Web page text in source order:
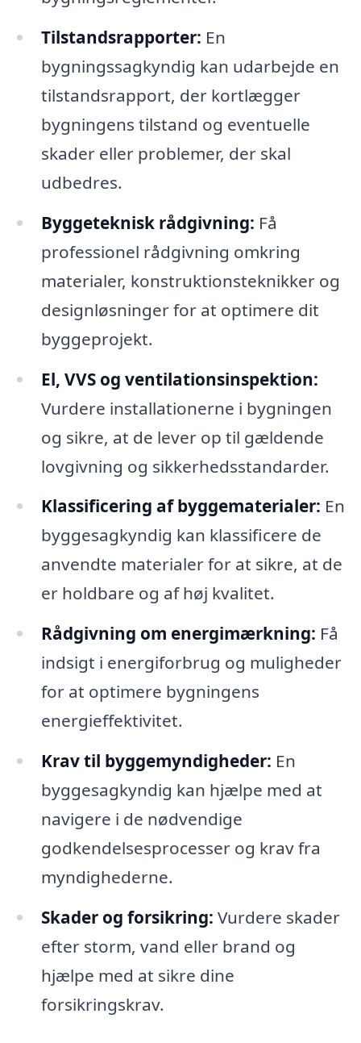
Tilstandsrapporter: En
bygningssagkyndig kan udarbejde en
tilstandsrapport, der kortlægger
bygningens tilstand og eventuelle
skader eller problemer, der skal
udbedres.
Byggeteknisk rådgivning: Få
professionel rådgivning omkring
materialer, konstruktionsteknikker og
designløsninger for at optimere dit
byggeprojekt.
El, VVS og ventilationsinspektion:
Vurdere installationerne i bygningen
og sikre, at de lever op til gældende
lovgivning og sikkerhedsstandarder.
Klassificering af byggematerialer: En
byggesagkyndig kan klassificere de
anvendte materialer for at sikre, at de
er holdbare og af høj kvalitet.
Rådgivning om energimærkning: Få
indsigt i energiforbrug og muligheder
for at optimere bygningens
energieffektivitet.
Krav til byggemyndigheder: En
byggesagkyndig kan hjælpe med at
navigere i de nødvendige
godkendelsesprocesser og krav fra
myndighederne.
Skader og forsikring: Vurdere skader
efter storm, vand eller brand og
hjælpe med at sikre dine
forsikringskrav.